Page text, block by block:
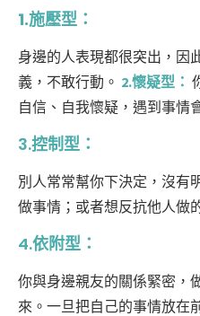
1.施壓型：
身邊的人表現都很突出，因
義，不敢行動。 2.懷疑型：
自信、自我懷疑，遇到事情
3.控制型：
別人常常幫你下決定，沒有
做事情；或者想反抗他人做
4.依附型：
你與身邊親友的關係緊密，
來。一旦把自己的事情放在